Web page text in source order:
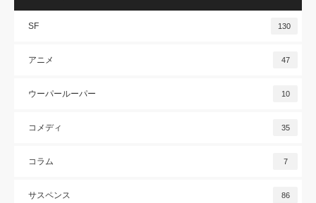
SF 130
アニメ 47
ウーパールーパー 10
コメディ 35
コラム 7
サスペンス 86